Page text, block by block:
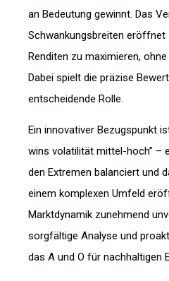
an Bedeutung gewinnt. Das
Schwankungsbreiten eröffnet
Renditen zu maximieren,
Dabei spielt die präzise
entscheidende Rolle.
Ein innovativer Bezugspunkt
wins volatilität mittel-hoch” –
den Extremen balanciert und
einem komplexen Umfeld
Marktdynamik zunehmend
sorgfältige Analyse und
das A und O für nachhaltigen